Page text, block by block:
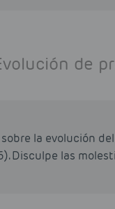
de
la evolución
Disculpe las